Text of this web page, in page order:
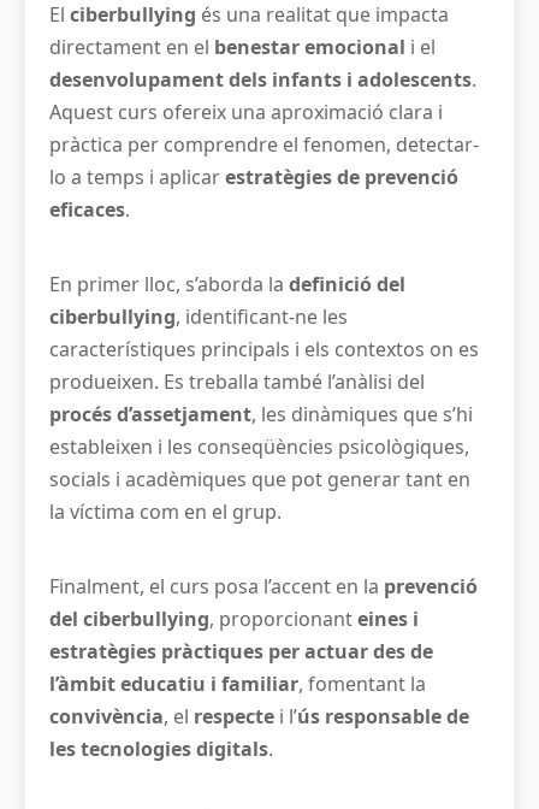
El ciberbullying és una realitat que impacta
directament en el benestar emocional i el
desenvolupament dels infants i adolescents.
Aquest curs ofereix una aproximació clara i
pràctica per comprendre el fenomen, detectar-
lo a temps i aplicarestratègies de prevenció
eficaces.
En primer lloc, s’aborda la definició del
ciberbullying, identificant-ne les
característiques principals i els contextos on es
produeixen. Es treballa també l’anàlisi del
procés d’assetjament, les dinàmiques que s’hi
estableixen i les conseqüències psicològiques,
socials i acadèmiques que pot generar tant en
la víctima com en el grup.
Finalment, el curs posa l’accent en la prevenció
del ciberbullying, proporcionanteines i
estratègies pràctiques per actuar des de
l’àmbit educatiu i familiar, fomentant la
convivència, el respecte i l’ús responsable de
les tecnologies digitals.